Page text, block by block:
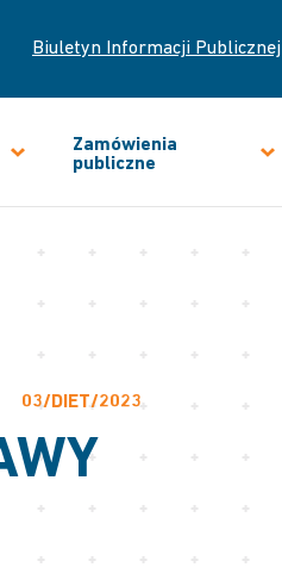
Biuletyn Informacji Publicznej
Zamówienia
publiczne
03/DIET/2023